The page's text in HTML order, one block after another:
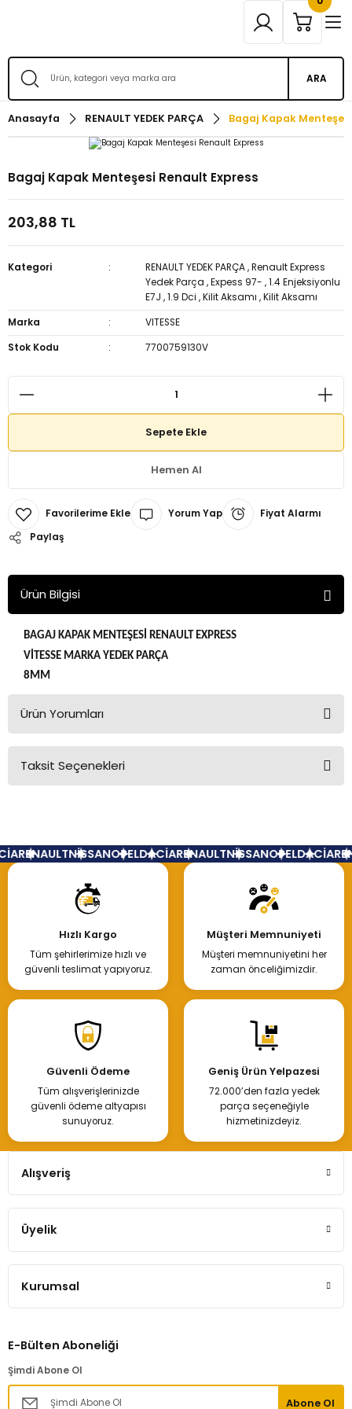
ARA
Anasayfa RENAULT YEDEK PARÇA Bagaj Kapak
Bagaj Kapak Menteşesi Renault Express
203,88 TL
Kategori RENAULT YEDEK PARÇA ,Renault Express
Yedek Parça ,Expess 97- ,1.4 Enjeksiyonlu
E7J ,1.9 Dci ,Kilit Aksamı ,Kilit Aksamı
Marka
VITESSE
Stok Kodu
7700759130V
Sepete Ekle
Hemen Al
Yorum Yap
Fiyat Alarmı
Paylaş
Ürün Bilgisi
BAGAJ KAPAK MENTEŞESİ RENAULT EXPRESS
VİTESSE MARKA YEDEK PARÇA
8MM
Ürün Yorumları
Bu ürüne ilk yorumu siz yapın!
Taksit Seçenekleri
RENAULTNİSSANOPELDACİARENAULTNİSSANOPELDACİA
Hızlı Kargo
Tüm şehirlerimize hızlı ve
güvenli teslimat yapıyoruz.
Müşteri Memnuniyeti
Müşteri memnuniyetini her
zaman önceliğimizdir.
Güvenli Ödeme
Tüm alışverişlerinizde
güvenli ödeme altyapısı
sunuyoruz.
Geniş Ürün Yelpazesi
72.000’den fazla yedek
parça seçeneğiyle
hizmetinizdeyiz.
Alışveriş
Üyelik
Kurumsal
E-Bülten Aboneliği
Şimdi Abone Ol
Abone Ol